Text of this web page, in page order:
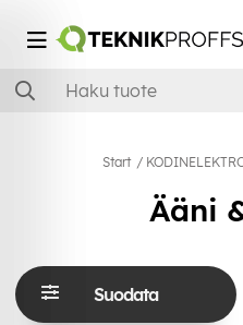
Start
Ääni
Suodata